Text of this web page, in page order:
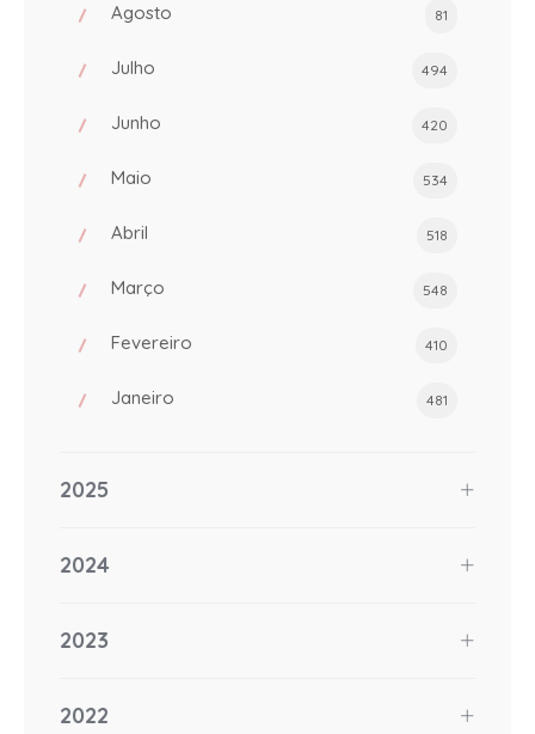
Agosto 81
Julho 494
Junho 420
Maio 534
Abril 518
Março 548
Fevereiro 410
Janeiro 481
2025
2024
2023
2022